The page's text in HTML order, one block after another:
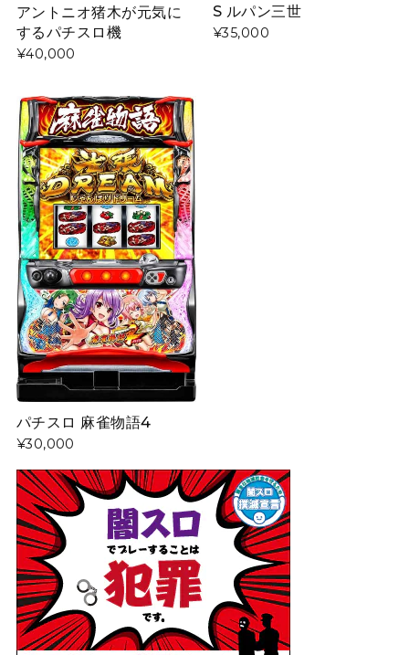
アントニオ猪木が元気に
するパチスロ機
¥40,000
S ルパン三世
¥35,000
パチスロ 麻雀物語4
¥30,000